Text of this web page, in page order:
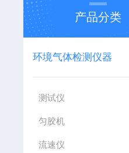
产品分类
环境气体检测仪器
测试仪
匀胶机
流速仪